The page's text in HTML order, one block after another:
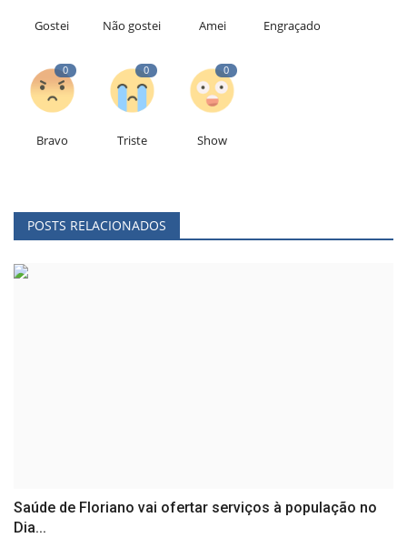
Gostei Não gostei Amei Engraçado
0
Bravo
0
Triste
0
Show
POSTS RELACIONADOS
Saúde de Floriano vai ofertar serviços à população no
Dia...